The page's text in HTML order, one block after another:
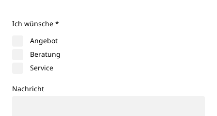
Ich wünsche *
Angebot
Beratung
Service
Nachricht